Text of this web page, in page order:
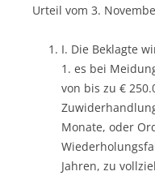
Urteil vom 3.
I. Die Beklagte
1. es bei
von bis zu €
Monate, oder
Jahren, zu